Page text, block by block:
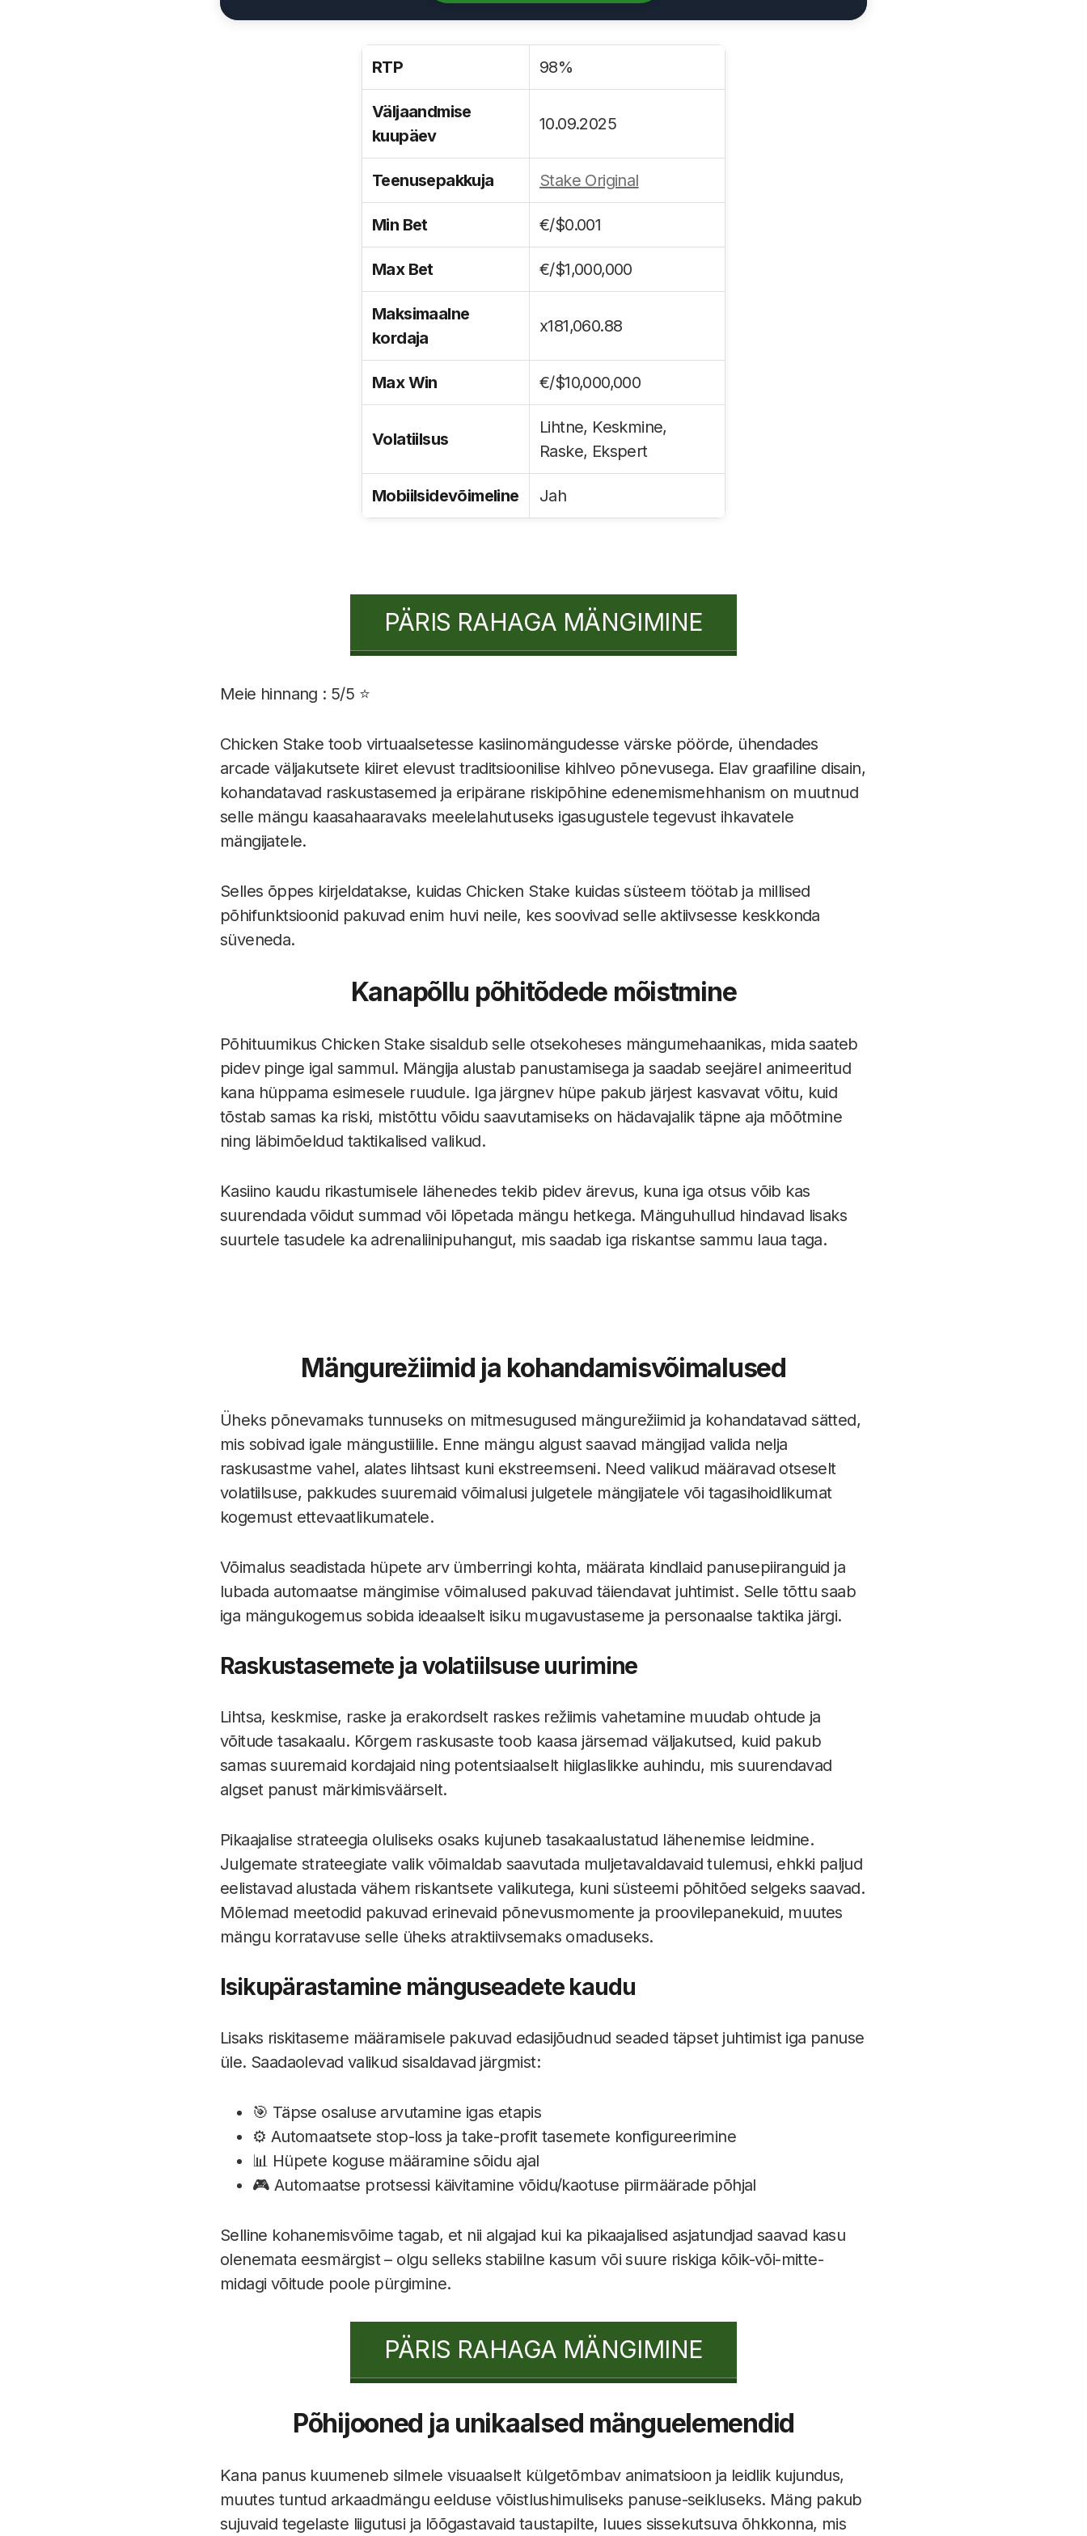
RTP 98%
Väljaandmise
kuupäev
10.09.2025
Teenusepakkuja Stake Original
Min Bet €/$0.001
Max Bet €/$1,000,000
Maksimaalne
kordaja
x181,060.88
Max Win €/$10,000,000
Volatiilsus
Lihtne, Keskmine,
Raske, Ekspert
Mobiilsidevõimeline Jah
PÄRIS RAHAGA MÄNGIMINE
Meie hinnang : 5/5 ⭐
Chicken Stake toob virtuaalsetesse kasiinomängudesse värske pöörde, ühendades
arcade väljakutsete kiiret elevust traditsioonilise kihlveo põnevusega. Elav graafiline disain,
kohandatavad raskustasemed ja eripärane riskipõhine edenemismehhanism on muutnud
selle mängu kaasahaaravaks meelelahutuseks igasugustele tegevust ihkavatele
mängijatele.
Selles õppes kirjeldatakse, kuidas Chicken Stake kuidas süsteem töötab ja millised
põhifunktsioonid pakuvad enim huvi neile, kes soovivad selle aktiivsesse keskkonda
süveneda.
Kanapõllu põhitõdede mõistmine
Põhituumikus Chicken Stake sisaldub selle otsekoheses mängumehaanikas, mida saateb
pidev pinge igal sammul. Mängija alustab panustamisega ja saadab seejärel animeeritud
kana hüppama esimesele ruudule. Iga järgnev hüpe pakub järjest kasvavat võitu, kuid
tõstab samas ka riski, mistõttu võidu saavutamiseks on hädavajalik täpne aja mõõtmine
ning läbimõeldud taktikalised valikud.
Kasiino kaudu rikastumisele lähenedes tekib pidev ärevus, kuna iga otsus võib kas
suurendada võidut summad või lõpetada mängu hetkega. Mänguhullud hindavad lisaks
suurtele tasudele ka adrenaliinipuhangut, mis saadab iga riskantse sammu laua taga.
Mängurežiimid ja kohandamisvõimalused
Üheks põnevamaks tunnuseks on mitmesugused mängurežiimid ja kohandatavad sätted,
mis sobivad igale mängustiilile. Enne mängu algust saavad mängijad valida nelja
raskusastme vahel, alates lihtsast kuni ekstreemseni. Need valikud määravad otseselt
volatiilsuse, pakkudes suuremaid võimalusi julgetele mängijatele või tagasihoidlikumat
kogemust ettevaatlikumatele.
Võimalus seadistada hüpete arv ümberringi kohta, määrata kindlaid panusepiiranguid ja
lubada automaatse mängimise võimalused pakuvad täiendavat juhtimist. Selle tõttu saab
iga mängukogemus sobida ideaalselt isiku mugavustaseme ja personaalse taktika järgi.
Raskustasemete ja volatiilsuse uurimine
Lihtsa, keskmise, raske ja erakordselt raskes režiimis vahetamine muudab ohtude ja
võitude tasakaalu. Kõrgem raskusaste toob kaasa järsemad väljakutsed, kuid pakub
samas suuremaid kordajaid ning potentsiaalselt hiiglaslikke auhindu, mis suurendavad
algset panust märkimisväärselt.
Pikaajalise strateegia oluliseks osaks kujuneb tasakaalustatud lähenemise leidmine.
Julgemate strateegiate valik võimaldab saavutada muljetavaldavaid tulemusi, ehkki paljud
eelistavad alustada vähem riskantsete valikutega, kuni süsteemi põhitõed selgeks saavad.
Mõlemad meetodid pakuvad erinevaid põnevusmomente ja proovilepanekuid, muutes
mängu korratavuse selle üheks atraktiivsemaks omaduseks.
Isikupärastamine mänguseadete kaudu
Lisaks riskitaseme määramisele pakuvad edasijõudnud seaded täpset juhtimist iga panuse
üle. Saadaolevad valikud sisaldavad järgmist:
🎯 Täpse osaluse arvutamine igas etapis
⚙️ Automaatsete stop-loss ja take-profit tasemete konfigureerimine
📊 Hüpete koguse määramine sõidu ajal
🎮 Automaatse protsessi käivitamine võidu/kaotuse piirmäärade põhjal
Selline kohanemisvõime tagab, et nii algajad kui ka pikaajalised asjatundjad saavad kasu
olenemata eesmärgist – olgu selleks stabiilne kasum või suure riskiga kõik-või-mitte-
midagi võitude poole pürgimine.
PÄRIS RAHAGA MÄNGIMINE
Põhijooned ja unikaalsed mänguelemendid
Kana panus kuumeneb silmele visuaalselt külgetõmbav animatsioon ja leidlik kujundus,
muutes tuntud arkaadmängu eelduse võistlushimuliseks panuse-seikluseks. Mäng pakub
sujuvaid tegelaste liigutusi ja lõõgastavaid taustapilte, luues sissekutsuva õhkkonna, mis